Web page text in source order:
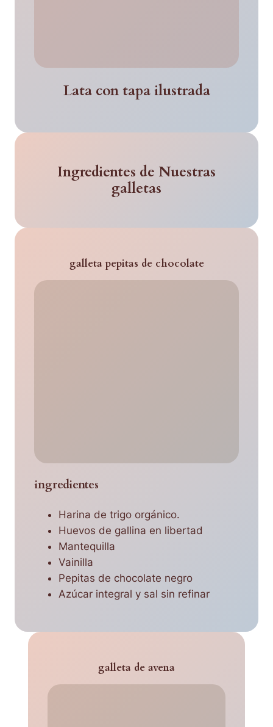
Lata con tapa ilustrada
Ingredientes de Nuestras
galletas
galleta pepitas de chocolate
ingredientes
Harina de trigo orgánico.
Huevos de gallina en libertad
Mantequilla
Vainilla
Pepitas de chocolate negro
Azúcar integral y sal sin refinar
galleta de avena